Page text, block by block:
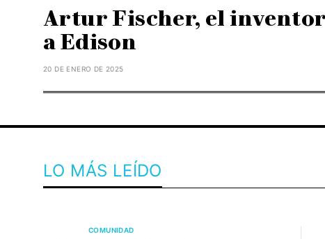
Artur Fischer, el
a Edison
20 DE ENERO DE 2025
LO MÁS LEÍDO
COMUNIDAD